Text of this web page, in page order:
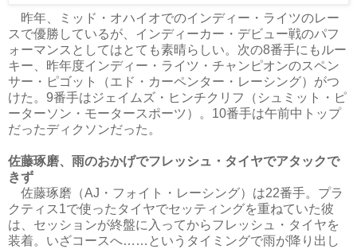
昨年、ミッド・オハイオでのインディー・ライツのレー
スで優勝しているが、インディーカー・デビュー戦のパフ
ォーマンスとしてはとても素晴らしい。次の8番手にもルー
キー、昨年度インディー・ライツ・チャンピオンのスペン
サー・ピゴット（エド・カーペンター・レーシング）がつ
けた。9番手はジェイムズ・ヒンチクリフ（シュミット・ピ
ーターソン・モータースポーツ）。10番手は午前中トップ
だったディクソンだった。
佐藤琢磨、雨のおかげでフレッシュ・タイヤでアタックで
きず
佐藤琢磨（AJ・フォイト・レーシング）は22番手。プラ
クティス1で使ったタイヤでセッティングを重ねていた彼
は、セッションが終盤に入ってからフレッシュ・タイヤを
装着。いざコースへ……というタイミングで雨が降り出し